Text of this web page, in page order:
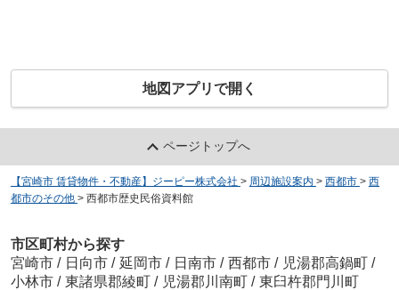
地図アプリで開く
ページトップへ
【宮崎市 賃貸物件・不動産】ジーピー株式会社 > 周辺施設案内 > 西都市 > 西
都市のその他 > 西都市歴史民俗資料館
市区町村から探す
宮崎市 / 日向市 / 延岡市 / 日南市 / 西都市 / 児湯郡高鍋町 /
小林市 / 東諸県郡綾町 / 児湯郡川南町 / 東臼杵郡門川町